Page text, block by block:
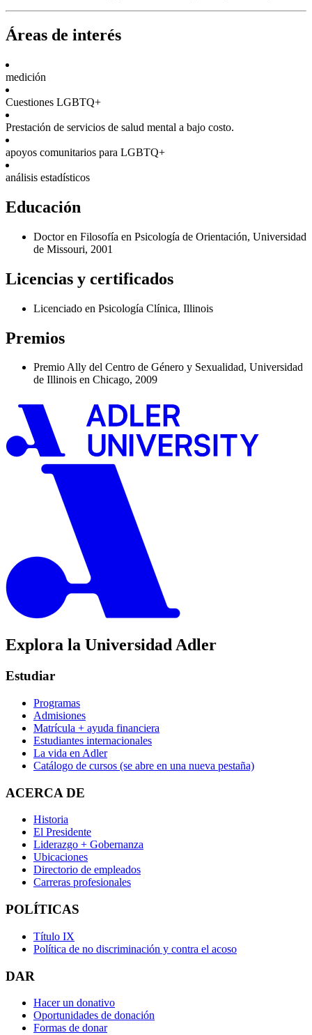
Áreas de interés
medición
Cuestiones LGBTQ+
Prestación de servicios de salud mental a bajo costo.
apoyos comunitarios para LGBTQ+
análisis estadísticos
Educación
Doctor en Filosofía en Psicología de Orientación, Universidad
de Missouri, 2001
Licencias y certificados
Licenciado en Psicología Clínica, Illinois
Premios
Premio Ally del Centro de Género y Sexualidad, Universidad
de Illinois en Chicago, 2009
Explora la Universidad Adler
Estudiar
Programas
Admisiones
Matrícula + ayuda financiera
Estudiantes internacionales
La vida en Adler
Catálogo de cursos (se abre en una nueva pestaña)
ACERCA DE
Historia
El Presidente
Liderazgo + Gobernanza
Ubicaciones
Directorio de empleados
Carreras profesionales
POLÍTICAS
Título IX
Política de no discriminación y contra el acoso
DAR
Hacer un donativo
Oportunidades de donación
Formas de donar